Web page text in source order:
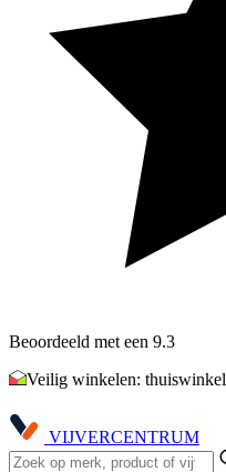
Beoordeeld met een 9.3
Veilig winkelen:
VIJVERCENTRUM